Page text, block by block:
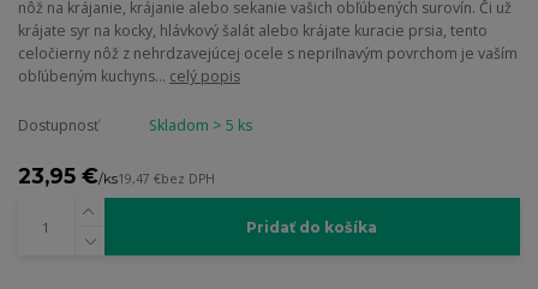
nôž na krájanie, krájanie alebo sekanie vašich obľúbených surovín. Či už
krájate syr na kocky, hlávkový šalát alebo krájate kuracie prsia, tento
celočierny nôž z nehrdzavejúcej ocele s nepriľnavým povrchom je vaším
obľúbeným kuchyns... celý popis
Dostupnosť Skladom > 5 ks
23,95 €/ks19,47 €bez DPH
Pridať do košíka